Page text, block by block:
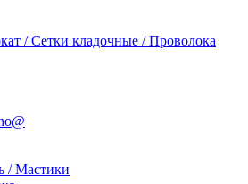
/ Сетки кладочные / Проволока
/ Мастики